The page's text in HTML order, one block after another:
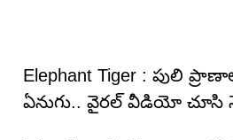
Elephant Tiger : పులి
ఏనుగు.. వైరల్ వీడియో చూసి